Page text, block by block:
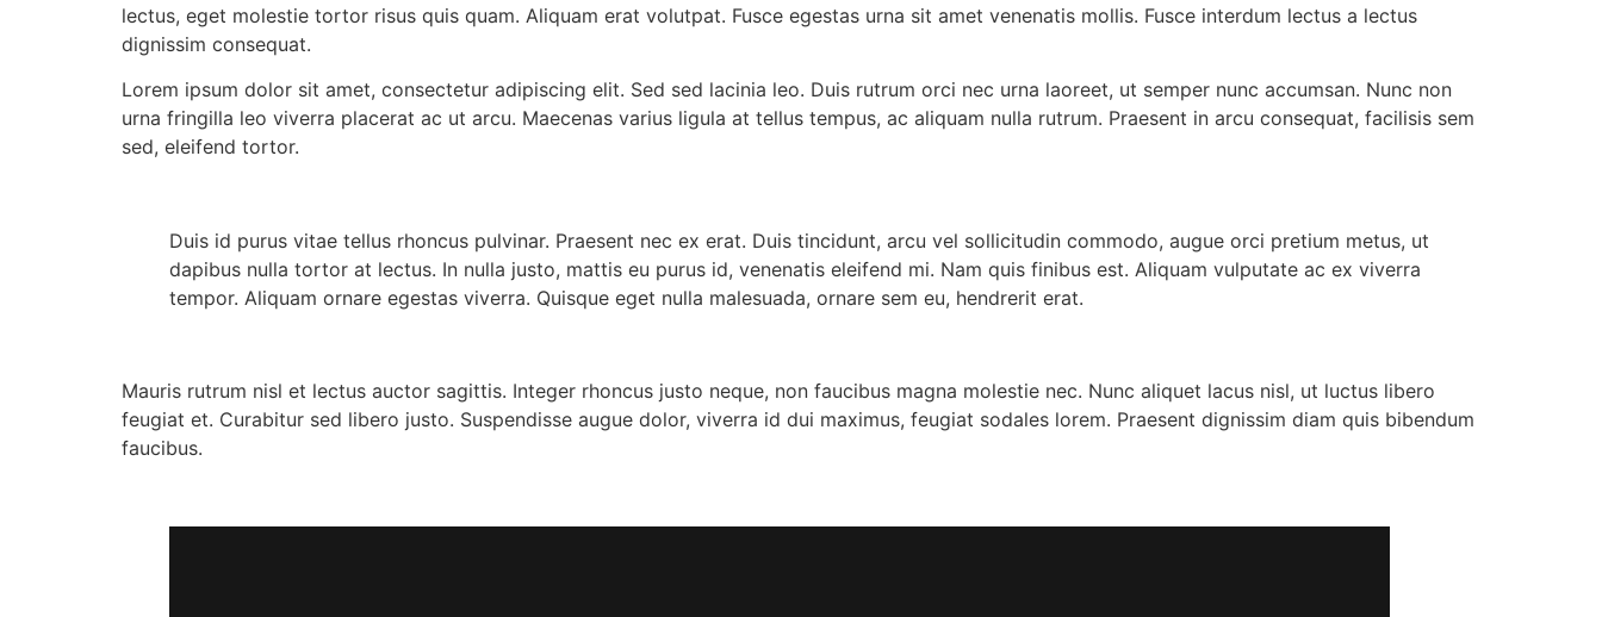
lectus, eget molestie tortor risus quis quam. Aliquam erat volutpat. Fusce egestas urna sit amet venenatis mollis. Fusce interdum lectus a lectus
dignissim consequat.
Lorem ipsum dolor sit amet, consectetur adipiscing elit. Sed sed lacinia leo. Duis rutrum orci nec urna laoreet, ut semper nunc accumsan. Nunc non
urna fringilla leo viverra placerat ac ut arcu. Maecenas varius ligula at tellus tempus, ac aliquam nulla rutrum. Praesent in arcu consequat, facilisis sem
sed, eleifend tortor.
Duis id purus vitae tellus rhoncus pulvinar. Praesent nec ex erat. Duis tincidunt, arcu vel sollicitudin commodo, augue orci pretium metus, ut
dapibus nulla tortor at lectus. In nulla justo, mattis eu purus id, venenatis eleifend mi. Nam quis finibus est. Aliquam vulputate ac ex viverra
tempor. Aliquam ornare egestas viverra. Quisque eget nulla malesuada, ornare sem eu, hendrerit erat.
Mauris rutrum nisl et lectus auctor sagittis. Integer rhoncus justo neque, non faucibus magna molestie nec. Nunc aliquet lacus nisl, ut luctus libero
feugiat et. Curabitur sed libero justo. Suspendisse augue dolor, viverra id dui maximus, feugiat sodales lorem. Praesent dignissim diam quis bibendum
faucibus.